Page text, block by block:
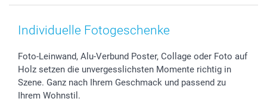
Zubehör & Material
Foto-Kalender & Agenden
Sticker & Etiketten
Geschenk-Gutscheine (PDF)
AGB
Presse
Partnerprogramme
Investor Relations
B2B smartbusiness
Muttertag
Kommunion & Konfirmation
Hochzeit
Geburtstag
Geburt
Preise und Versandkosten
48h Lieferung
Zahlungsmöglichkeiten
Anmelden /Registrieren
Sitemap
Individuelle Fotogeschenke
Foto-Leinwand, Alu-Verbund Poster, Collage oder Foto auf
Holz setzen die unvergesslichsten Momente richtig in
Szene. Ganz nach Ihrem Geschmack und passend zu
Ihrem Wohnstil.